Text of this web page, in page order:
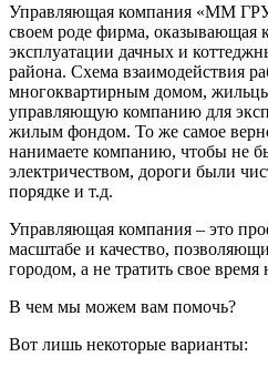
Управляющая компания «ММ
своем роде фирма, оказывающая
эксплуатации дачных и
района. Схема взаимодействия
многоквартирным домом,
управляющую компанию для
жилым фондом. То же самое
нанимаете компанию, чтобы не
электричеством, дороги были
порядке и т.д.
Управляющая компания – это
масштабе и качество,
городом, а не тратить свое
В чем мы можем вам помочь?
Вот лишь некоторые варианты: